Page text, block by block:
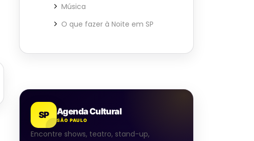
Música
O que fazer à Noite em SP
SP Agenda Cultural
SÃO PAULO
Encontre shows, teatro, stand-up,